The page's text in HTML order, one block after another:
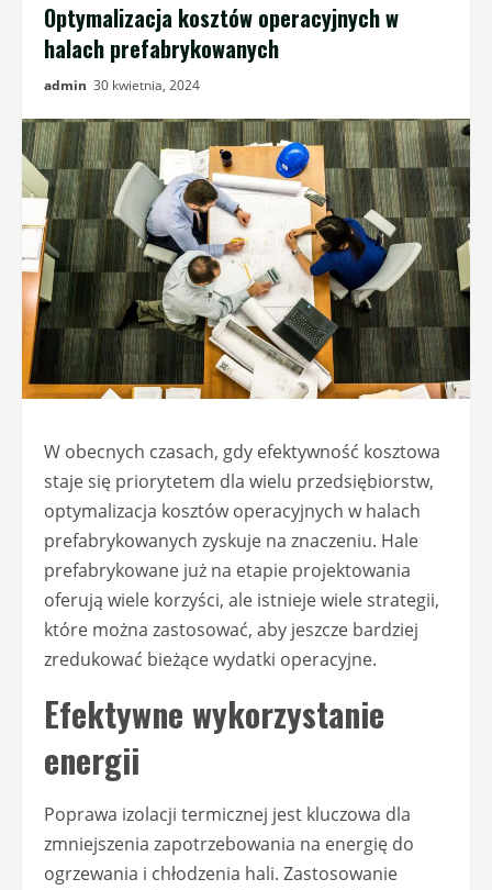
Optymalizacja kosztów operacyjnych w
halach prefabrykowanych
admin 30 kwietnia, 2024
W obecnych czasach, gdy efektywność kosztowa
staje się priorytetem dla wielu przedsiębiorstw,
optymalizacja kosztów operacyjnych w halach
prefabrykowanych zyskuje na znaczeniu. Hale
prefabrykowane już na etapie projektowania
oferują wiele korzyści, ale istnieje wiele strategii,
które można zastosować, aby jeszcze bardziej
zredukować bieżące wydatki operacyjne.
Efektywne wykorzystanie
energii
Poprawa izolacji termicznej jest kluczowa dla
zmniejszenia zapotrzebowania na energię do
ogrzewania i chłodzenia hali. Zastosowanie